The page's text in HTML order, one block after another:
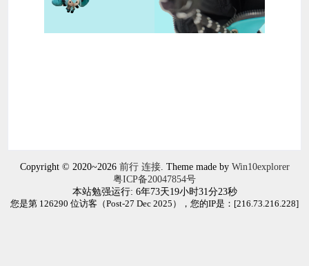
Copyright © 2020~2026 前行 连接. Theme made by Win10explorer
粤ICP备20047854号
本站勉强运行: 6年73天19小时31分23秒
您是第 126290 位访客（Post-27 Dec 2025），您的IP是：[216.73.216.228]